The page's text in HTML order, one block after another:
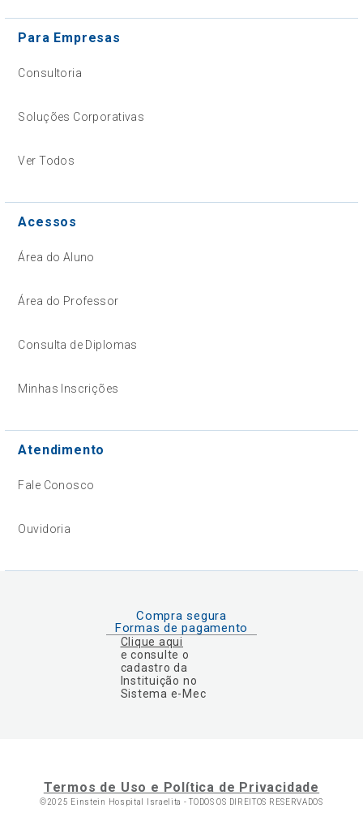
Para Empresas
Consultoria
Soluções Corporativas
Ver Todos
Acessos
Área do Aluno
Área do Professor
Consulta de Diplomas
Minhas Inscrições
Atendimento
Fale Conosco
Ouvidoria
Compra segura
Formas de pagamento
Clique aqui
e consulte o
cadastro da
Instituição no
Sistema e-Mec
Termos de Uso e Política de Privacidade
©2025 Einstein Hospital Israelita -TODOS OS DIREITOS RESERVADOS